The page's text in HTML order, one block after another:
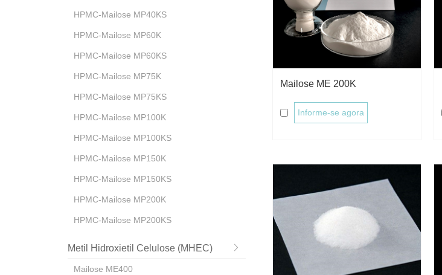
Mailose ME 200K
Informe-se agora
HPMC-Mailose MP40KS
HPMC-Mailose MP60K
HPMC-Mailose MP60KS
HPMC-Mailose MP75K
HPMC-Mailose MP75KS
HPMC-Mailose MP100K
HPMC-Mailose MP100KS
HPMC-Mailose MP150K
HPMC-Mailose MP150KS
HPMC-Mailose MP200K
HPMC-Mailose MP200KS
Metil Hidroxietil Celulose (MHEC)
Mailose ME400